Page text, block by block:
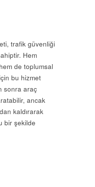
trafik güvenliği
Hem
de toplumsal
bu hizmet
sonra araç
ancak
kaldırarak
bir şekilde